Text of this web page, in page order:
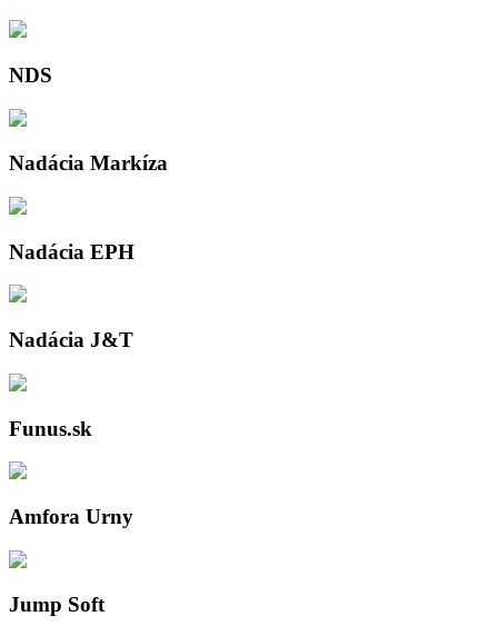
NDS
Nadácia Markíza
Nadácia EPH
Nadácia J&T
Funus.sk
Amfora Urny
Jump Soft